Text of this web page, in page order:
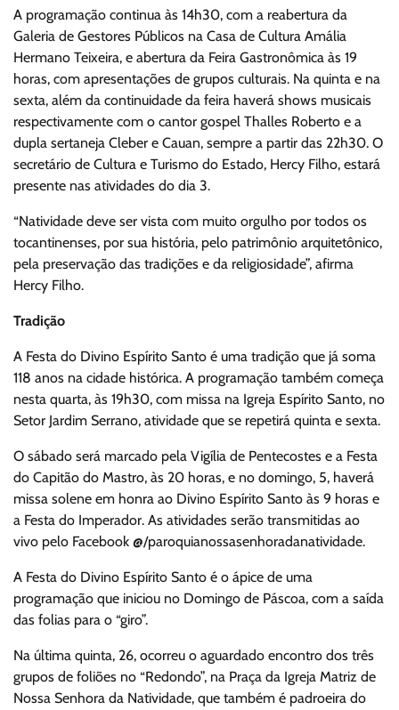
A programação continua às 14h30, com a reabertura da
Galeria de Gestores Públicos na Casa de Cultura Amália
Hermano Teixeira, e abertura da Feira Gastronômica às 19
horas, com apresentações de grupos culturais. Na quinta e na
sexta, além da continuidade da feira haverá shows musicais
respectivamente com o cantor gospel Thalles Roberto e a
dupla sertaneja Cleber e Cauan, sempre a partir das 22h30. O
secretário de Cultura e Turismo do Estado, Hercy Filho, estará
presente nas atividades do dia 3.
“Natividade deve ser vista com muito orgulho por todos os
tocantinenses, por sua história, pelo patrimônio arquitetônico,
pela preservação das tradições e da religiosidade”, afirma
Hercy Filho.
Tradição
A Festa do Divino Espírito Santo é uma tradição que já soma
118 anos na cidade histórica. A programação também começa
nesta quarta, às 19h30, com missa na Igreja Espírito Santo, no
Setor Jardim Serrano, atividade que se repetirá quinta e sexta.
O sábado será marcado pela Vigília de Pentecostes e a Festa
do Capitão do Mastro, às 20 horas, e no domingo, 5, haverá
missa solene em honra ao Divino Espírito Santo às 9 horas e
a Festa do Imperador. As atividades serão transmitidas ao
vivo pelo Facebook @/paroquianossasenhoradanatividade.
A Festa do Divino Espírito Santo é o ápice de uma
programação que iniciou no Domingo de Páscoa, com a saída
das folias para o “giro”.
Na última quinta, 26, ocorreu o aguardado encontro dos três
grupos de foliões no “Redondo”, na Praça da Igreja Matriz de
Nossa Senhora da Natividade, que também é padroeira do